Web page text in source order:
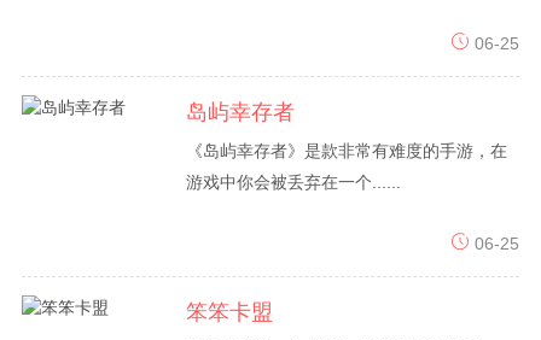
06-25
岛屿幸存者
《岛屿幸存者》是款非常有难度的手游，在
游戏中你会被丢弃在一个......
06-25
笨笨卡盟